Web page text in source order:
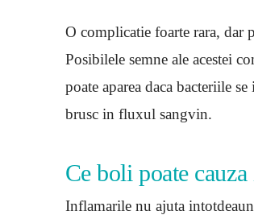
O complicatie foarte rara, dar
Posibilele semne ale acestei
poate aparea daca bacteriile
brusc in fluxul sangvin.
Ce boli poate
Inflamarile nu ajuta